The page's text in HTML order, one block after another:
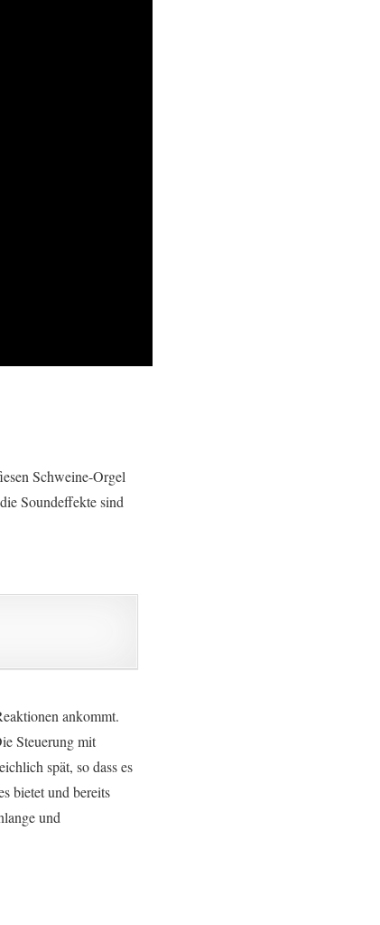
Schweine-Orgel
Soundeffekte sind
ankommt.
Steuerung mit
spät, so dass es
bietet und bereits
und